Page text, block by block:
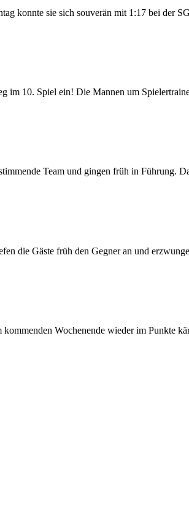
konnte sie sich souverän mit 1:17 bei der
im 10. Spiel ein! Die Mannen um
Team und gingen früh in Führung.
die Gäste früh den Gegner an und
Wochenende wieder im Punkte